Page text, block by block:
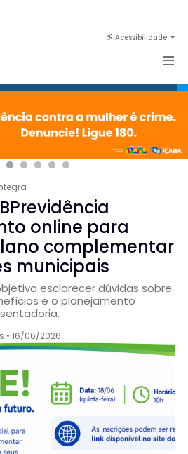
Acessibilidade
online para
complementar
municipais
esclarecer dúvidas sobre
e o planejamento
• 16/06/2026